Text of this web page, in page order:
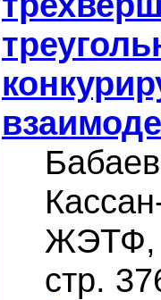
ЖЭТФ,
стр.